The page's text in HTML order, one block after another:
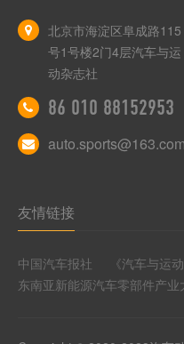
北京市海淀区阜成路115
号1号楼2门4层汽车与运
动杂志社
86 010 88152953
auto.sports@163.com
友情链接
中国汽车报社 《汽车与运
东南亚新能源汽车零部件产业